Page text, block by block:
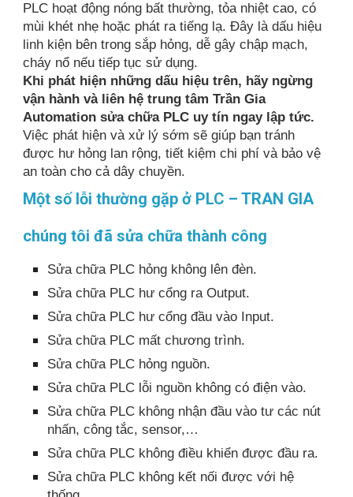
PLC hoạt động nóng bất thường, tỏa nhiệt cao, có
mùi khét nhẹ hoặc phát ra tiếng lạ. Đây là dấu hiệu
linh kiện bên trong sắp hỏng, dễ gây chập mạch,
cháy nổ nếu tiếp tục sử dụng.
Khi phát hiện những dấu hiệu trên, hãy ngừng
vận hành và liên hệ trung tâm Trần Gia
Automation sửa chữa PLC uy tín ngay lập tức.
Việc phát hiện và xử lý sớm sẽ giúp bạn tránh
được hư hỏng lan rộng, tiết kiệm chi phí và bảo vệ
an toàn cho cả dây chuyền.
Một số lỗi thường gặp ở PLC – TRAN GIA
chúng tôi đã sửa chữa thành công
Sửa chữa PLC hỏng không lên đèn.
Sửa chữa PLC hư cổng ra Output.
Sửa chữa PLC hư cổng đầu vào Input.
Sửa chữa PLC mất chương trình.
Sửa chữa PLC hỏng nguồn.
Sửa chữa PLC lỗi nguồn không có điện vào.
Sửa chữa PLC không nhận đầu vào tư các nút
nhấn, công tắc, sensor,…
Sửa chữa PLC không điều khiển được đầu ra.
Sửa chữa PLC không kết nối được với hệ